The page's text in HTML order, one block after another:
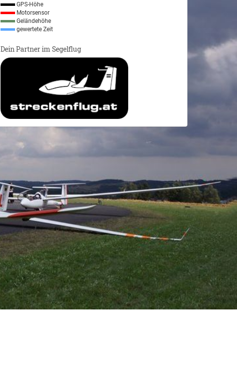
GPS-Höhe
Motorsensor
Geländehöhe
gewertete Zeit
Dein Partner im Segelflug